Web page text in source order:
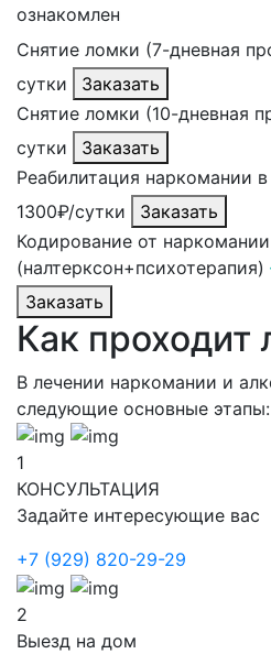
ознакомлен
Снятие ломки (7-дневная
сутки
Заказать
Снятие ломки (10-дневная
сутки
Заказать
Реабилитация наркомании
1300₽/сутки
Заказать
Кодирование от наркомании
(налтерксон+психотерапия)
Заказать
Как проходит
В лечении наркомании и
следующие основные этапы:
1
КОНСУЛЬТАЦИЯ
Задайте интересующие
+7 (929) 820-29-29
2
Выезд на дом